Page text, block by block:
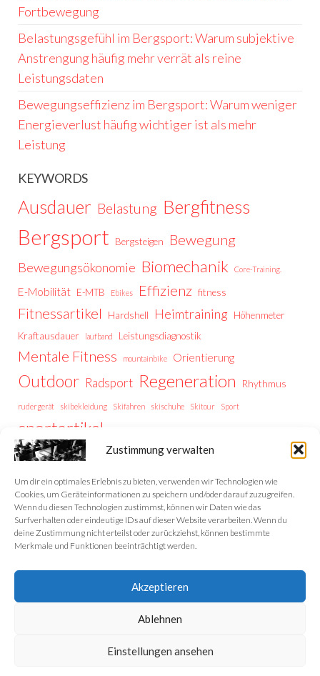
Zustimmung verwalten
Um dir ein optimales Erlebnis zu bieten, verwenden wir Technologien wie
Cookies, um Geräteinformationen zu speichern und/oder darauf zuzugreifen.
Wenn du diesen Technologien zustimmst, können wir Daten wie das
Surfverhalten oder eindeutige IDs auf dieser Website verarbeiten. Wenn du
deine Zustimmung nicht erteilst oder zurückziehst, können bestimmte
Merkmale und Funktionen beeinträchtigt werden.
Akzeptieren
Ablehnen
Einstellungen ansehen
Fortbewegung
Belastungsgefühl im Bergsport: Warum subjektive
Anstrengung häufig mehr verrät als reine
Leistungsdaten
Bewegungseffizienz im Bergsport: Warum weniger
Energieverlust häufig wichtiger ist als mehr
Leistung
KEYWORDS
Ausdauer Belastung Bergfitness
Bergsport Bergsteigen Bewegung
Bewegungsökonomie Biomechanik Core-Training.
E-Mobilität E-MTB Ebikes Effizienz fitness
Fitnessartikel Hardshell Heimtraining
Höhenmeter
Kraftausdauer
laufband Leistungsdiagnostik
Mentale Fitness mountainbike Orientierung
Outdoor Radsport Regeneration Rhythmus
rudergerät skibekleidung Skifahren skischuhe Skitour Sport
sportartikel
Trainingssteuerung
Trainingstipps Trekking Trekking Vorbereitung
Home
Datenschutzerklärung
Impressum
Cookie-Richtlinie (EU)